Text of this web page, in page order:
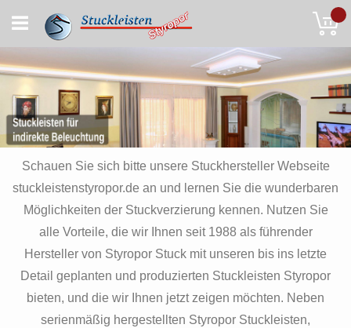
to
Content
Schauen Sie sich bitte unsere Stuckhersteller Webseite
stuckleistenstyropor.de an und lernen Sie die wunderbaren
Möglichkeiten der Stuckverzierung kennen. Nutzen Sie
alle Vorteile, die wir Ihnen seit 1988 als führender
Hersteller von Styropor Stuck mit unseren bis ins letzte
Detail geplanten und produzierten Stuckleisten Styropor
bieten, und die wir Ihnen jetzt zeigen möchten. Neben
serienmäßig hergestellten Styropor Stuckleisten,